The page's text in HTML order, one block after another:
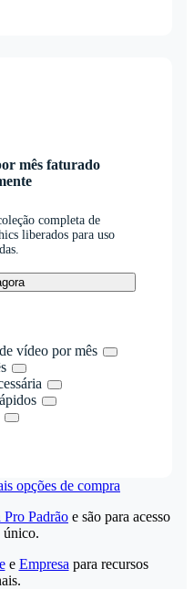
mês faturado
completa de
liberados para uso
vídeo por mês
opções de compra
Padrão e são para acesso
único.
e Empresa para recursos